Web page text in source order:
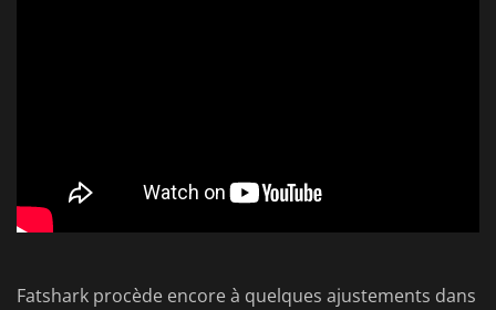
Fatshark procède encore à quelques ajustements dans